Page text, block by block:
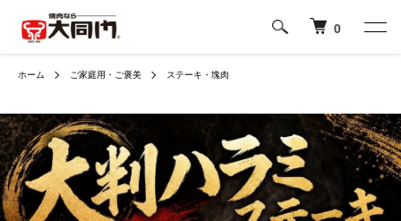
0
ホーム ご家庭用・ご褒美 ステーキ・塊肉